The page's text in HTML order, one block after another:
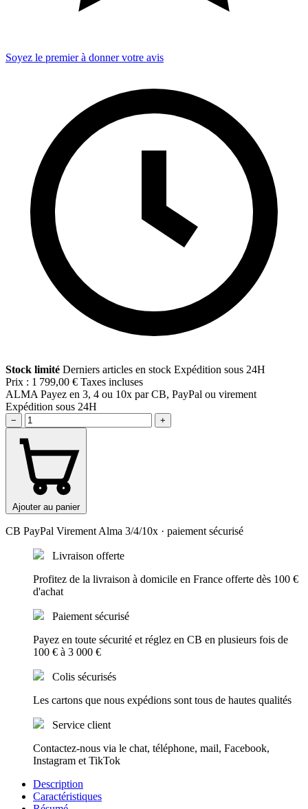
Soyez le premier à donner votre avis
Stock limité Derniers articles en stock Expédition sous 24H
Prix : 1 799,00 € Taxes incluses
ALMA Payez en 3, 4 ou 10x par CB, PayPal ou virement
Expédition sous 24H
− +
Ajouter au panier
CB PayPal VirementAlma 3/4/10x · paiement sécurisé
Livraison offerte
Profitez de la livraison à domicile en France offerte dès 100 €
d'achat
Paiement sécurisé
Payez en toute sécurité et réglez en CB en plusieurs fois de
100 € à 3 000 €
Colis sécurisés
Les cartons que nous expédions sont tous de hautes qualités
Service client
Contactez-nous via le chat, téléphone, mail, Facebook,
Instagram et TikTok
Description
Caractéristiques